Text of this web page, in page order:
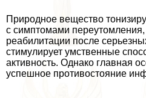
Природное вещество
с симптомами переутомления,
реабилитации после
стимулирует умственные
активность. Однако главная
успешное противостояние